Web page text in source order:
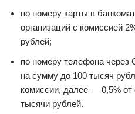
по номеру карты в
организаций с комиссией
рублей;
по номеру телефона
на сумму до 100 тысяч
комиссии, далее — 0,5% от
тысячи рублей.